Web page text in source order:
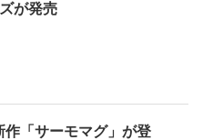
が発売
「サーモマグ」が登